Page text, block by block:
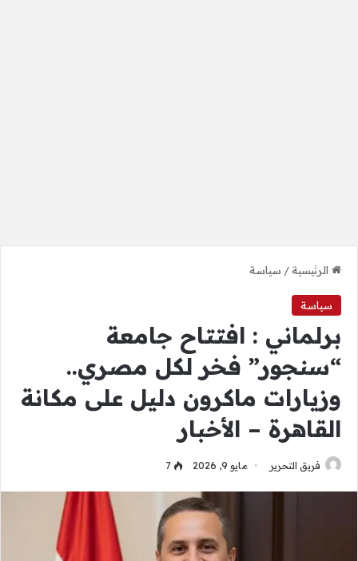
الرئيسية/ سياسة
سياسة
برلماني : افتتاح جامعة
“سنجور” فخر لكل مصري..
وزيارات ماكرون دليل على مكانة
القاهرة – الأخبار
فريق التحرير مايو 9, 2026 7